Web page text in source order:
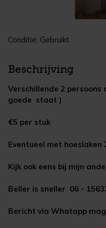
Conditie: Gebruikt
Beschrijving
Verschillende 2 persoons
goede staat )
€5 per stuk
Eventueel met
Kijk ook eens bij mijn
Beller is sneller 06 -
Bericht via Whatapp mag